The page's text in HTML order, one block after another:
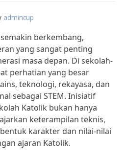
admincup
berkembang,
yang sangat penting
masa depan. Di sekolah-
perhatian yang besar
teknologi, rekayasa, dan
sebagai STEM. Inisiatif
Katolik bukan hanya
keterampilan teknis,
karakter dan nilai-nilai
ajaran Katolik.